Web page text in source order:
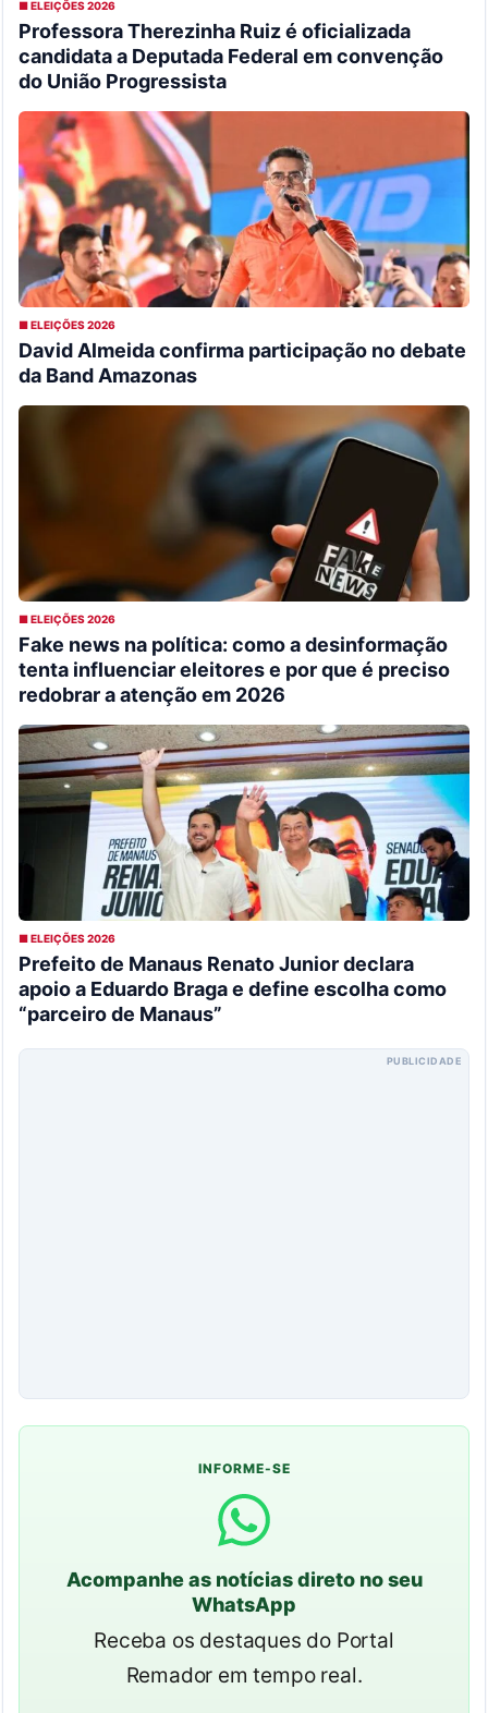
■ ELEIÇÕES 2026
Professora Therezinha Ruiz é oficializada
candidata a Deputada Federal em convenção
do União Progressista
■ ELEIÇÕES 2026
David Almeida confirma participação no debate
da Band Amazonas
■ ELEIÇÕES 2026
Fake news na política: como a desinformação
tenta influenciar eleitores e por que é preciso
redobrar a atenção em 2026
■ ELEIÇÕES 2026
Prefeito de Manaus Renato Junior declara
apoio a Eduardo Braga e define escolha como
“parceiro de Manaus”
PUBLICIDADE
INFORME-SE
Acompanhe as notícias direto no seu
WhatsApp
Receba os destaques do Portal
Remador em tempo real.